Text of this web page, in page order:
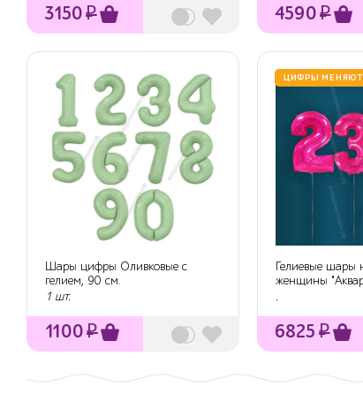
3150₽ 4590₽
Шары цифры Оливковые с
гелием, 90 см.
1 шт.
1100₽
ЦИФРЫ
Гелиевые шары
женщины
.
6825 ₽